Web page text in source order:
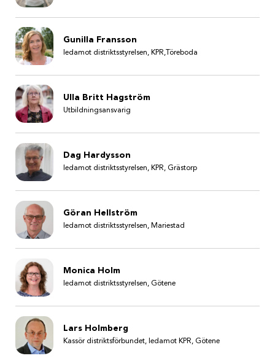
Gunilla Fransson
ledamot distriktsstyrelsen, KPR,Töreboda
Ulla Britt Hagström
Utbildningsansvarig
Dag Hardysson
ledamot distriktsstyrelsen, KPR, Grästorp
Göran Hellström
ledamot distriktsstyrelsen, Mariestad
Monica Holm
ledamot distriktsstyrelsen, Götene
Lars Holmberg
Kassör distriktsförbundet, ledamot KPR, Götene